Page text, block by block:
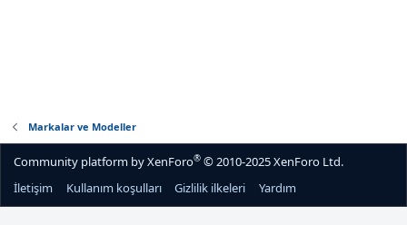
Markalar ve Modeller
Community platform by XenForo® © 2010-2025 XenForo Ltd.
İletişim
Kullanım koşulları Gizlilik ilkeleri Yardım